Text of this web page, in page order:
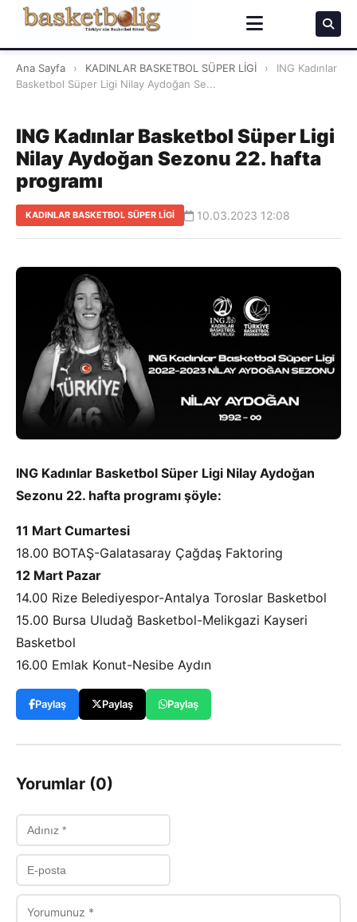
Ana Sayfa › KADINLAR BASKETBOL SÜPER LİGİ ›
ING Kadınlar
Basketbol Süper Ligi Nilay Aydoğan Se...
ING Kadınlar Basketbol Süper Ligi
Nilay Aydoğan Sezonu 22. hafta
programı
KADINLAR BASKETBOL SÜPER LİGİ 10.03.2023 12:08
ING Kadınlar Basketbol Süper Ligi Nilay Aydoğan
Sezonu 22. hafta programı şöyle:
11 Mart Cumartesi
18.00 BOTAŞ-Galatasaray Çağdaş Faktoring
12 Mart Pazar
14.00 Rize Belediyespor-Antalya Toroslar Basketbol
15.00 Bursa Uludağ Basketbol-Melikgazi Kayseri
Basketbol
16.00 Emlak Konut-Nesibe Aydın
Paylaş Paylaş Paylaş
Yorumlar (0)